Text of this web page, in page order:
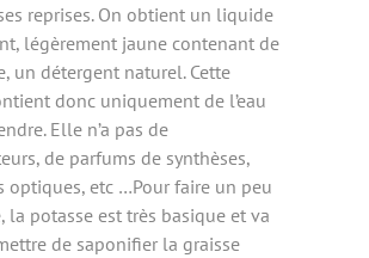
reprises. On obtient un liquide
légèrement jaune contenant de
un détergent naturel. Cette
donc uniquement de l’eau
Elle n’a pas de
de parfums de synthèses,
optiques, etc …Pour faire un peu
la potasse est très basique et va
de saponifier la graisse